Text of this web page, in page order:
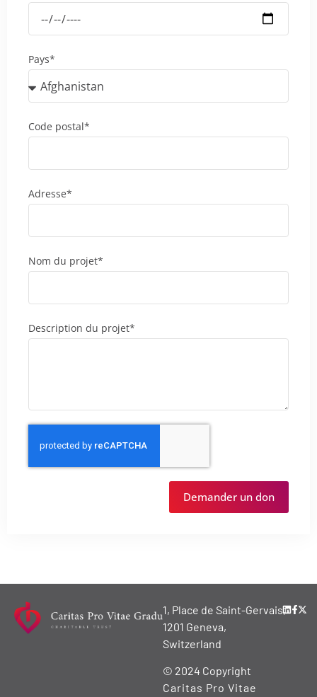
Pays*
Code postal*
Adresse*
Nom du projet*
Description du projet*
Demander un don
1, Place de Saint-Gervais,
1201 Geneva,
Switzerland
© 2024 Copyright
Caritas Pro Vitae